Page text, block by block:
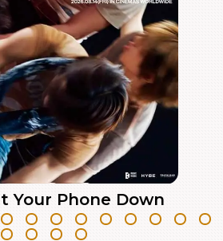
Your Phone Down
Live Viewing
| Verifique a Classificação